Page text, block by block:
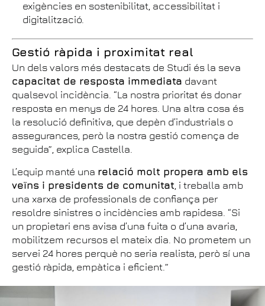
exigències en sostenibilitat, accessibilitat i
digitalització.
Gestió ràpida i proximitat real
Un dels valors més destacats de Studi és la seva
capacitat de resposta immediata davant
qualsevol incidència. “La nostra prioritat és donar
resposta en menys de 24 hores. Una altra cosa és
la resolució definitiva, que depèn d’industrials o
assegurances, però la nostra gestió comença de
seguida”, explica Castella.
L’equip manté una relació molt propera amb els
veïns i presidents de comunitat , i treballa amb
una xarxa de professionals de confiança per
resoldre sinistres o incidències amb rapidesa. “Si
un propietari ens avisa d’una fuita o d’una avaria,
mobilitzem recursos el mateix dia. No prometem un
servei 24 hores perquè no seria realista, però sí una
gestió ràpida, empàtica i eficient.”